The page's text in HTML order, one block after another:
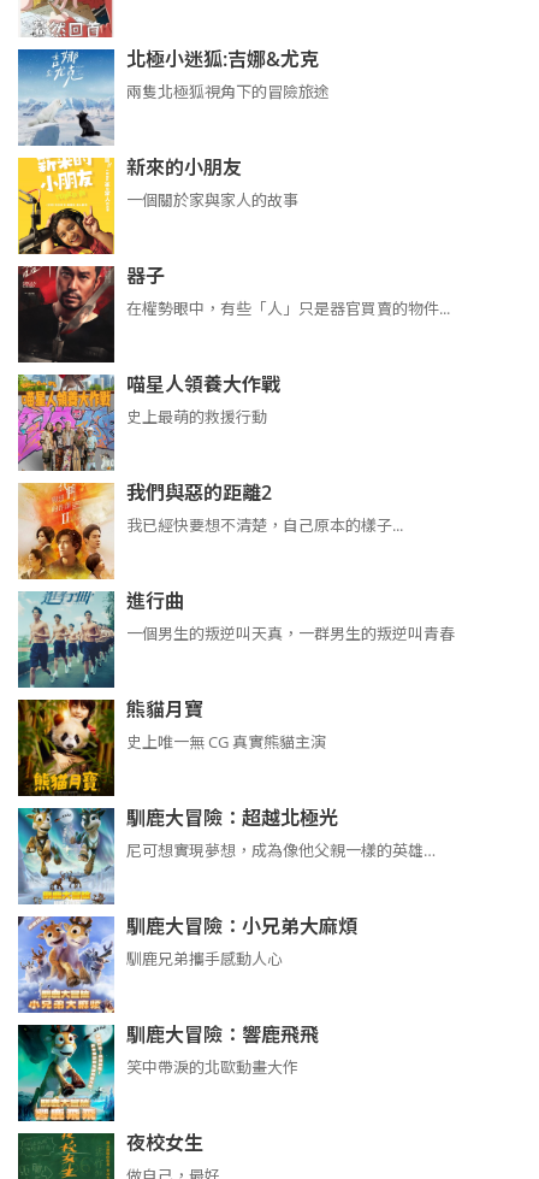
北極小迷狐:吉娜&尤克
兩隻北極狐視角下的冒險旅途
新來的小朋友
一個關於家與家人的故事
器子
在權勢眼中，有些「人」只是器官買賣的物件...
喵星人領養大作戰
史上最萌的救援行動
我們與惡的距離2
我已經快要想不清楚，自己原本的樣子...
進行曲
​​​一個男生的叛逆叫天真，一群男生的叛逆叫青春
熊貓月寶
史上唯一無 CG 真實熊貓主演
馴鹿大冒險：超越北極光
尼可想實現夢想，成為像他父親一樣的英雄…
馴鹿大冒險：小兄弟大麻煩
馴鹿兄弟攜手感動人心
馴鹿大冒險：響鹿飛飛
笑中帶淚的北歐動畫大作
夜校女生